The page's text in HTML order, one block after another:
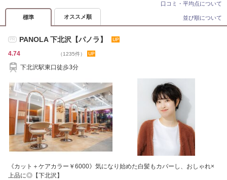
口コミ・平均点について
標準 オススメ順 並び順について
PR PANOLA 下北沢【パノラ】
4.74 （1235件）
下北沢駅東口徒歩3分
《カット＋ケアカラー￥6000》気になり始めた白髪もカバーし、おしゃれ×
上品に◎【下北沢】